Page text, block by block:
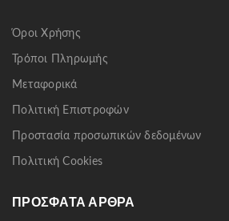
Όροι Χρήσης
Τρόποι Πληρωμής
Μεταφορικά
Πολιτική Επιστροφών
Προστασία προσωπικών δεδομένων
Πολιτική Cookies
ΠΡΌΣΦΑΤΑ ΆΡΘΡΑ